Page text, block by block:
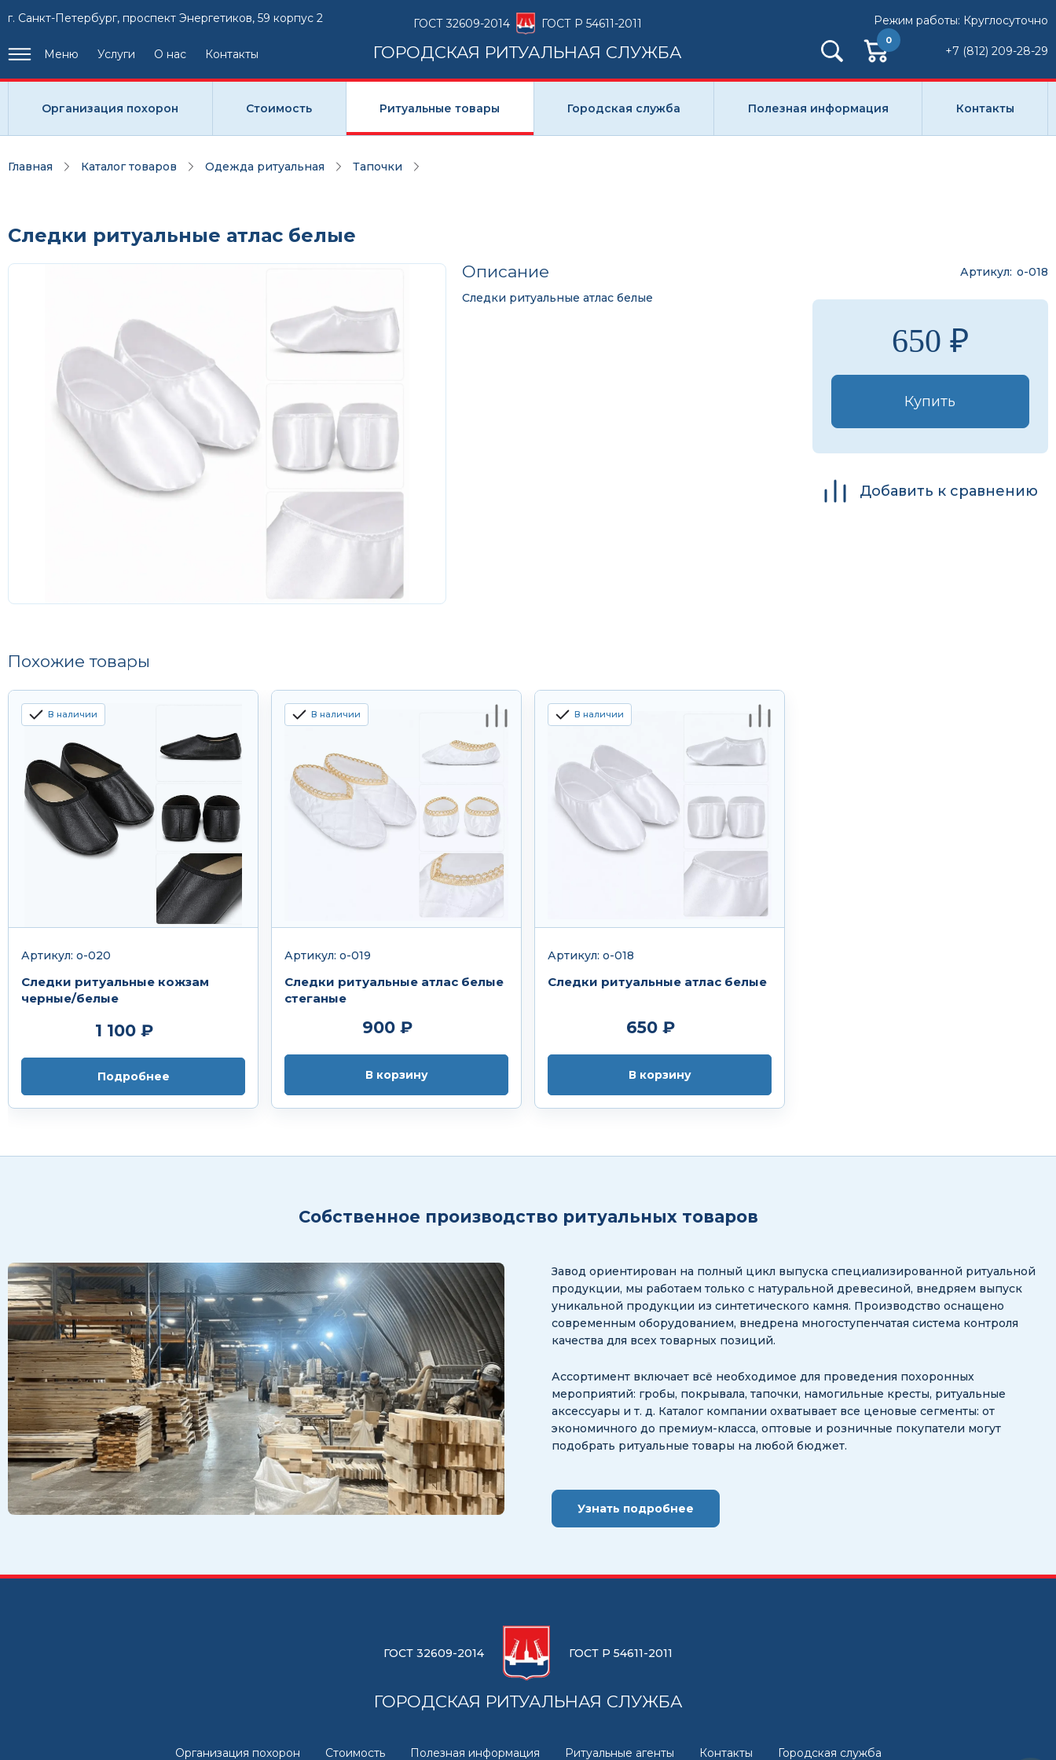
г. Санкт-Петербург, проспект Энергетиков, 59 корпус 2
Меню Услуги О нас Контакты
ГОСТ 32609-2014 ГОСТ Р 54611-2011
ГОРОДСКАЯ РИТУАЛЬНАЯ СЛУЖБА
Режим работы: Круглосуточно
0
+7 (812) 209-28-29
Организация похорон Стоимость Ритуальные товары Городская служба Полезная информация Контакты
Главная Каталог товаров Одежда ритуальная Тапочки
Следки ритуальные атлас белые
Описание
Следки ритуальные атлас белые
Артикул о-018
650 ₽
Купить
Добавить к сравнению
Похожие товары
В наличии
Артикул: о-020
Следки ритуальные кожзам
черные/белые
1 100 ₽
Подробнее
В наличии
Артикул: о-019
Следки ритуальные атлас белые
стеганые
900 ₽
В корзину
В наличии
Артикул: о-018
Следки ритуальные атлас белые
650 ₽
В корзину
Собственное производство ритуальных товаров
Завод ориентирован на полный цикл выпуска специализированной ритуальной
продукции, мы работаем только с натуральной древесиной, внедряем выпуск
уникальной продукции из синтетического камня. Производство оснащено
современным оборудованием, внедрена многоступенчатая система контроля
качества для всех товарных позиций.
Ассортимент включает всё необходимое для проведения похоронных
мероприятий: гробы, покрывала, тапочки, намогильные кресты, ритуальные
аксессуары и т. д. Каталог компании охватывает все ценовые сегменты: от
экономичного до премиум-класса, оптовые и розничные покупатели могут
подобрать ритуальные товары на любой бюджет.
Узнать подробнее
ГОСТ 32609-2014 ГОСТ Р 54611-2011
ГОРОДСКАЯ РИТУАЛЬНАЯ СЛУЖБА
Организация похорон Стоимость Полезная информация Ритуальные агенты Контакты Городская служба